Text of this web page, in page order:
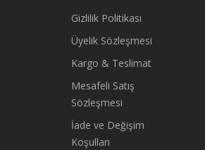
Gizlilik Politikası
Üyelik Sözleşmesi
Kargo & Teslimat
Mesafeli Satış
Sözleşmesi
İade ve Değişim
Koşulları